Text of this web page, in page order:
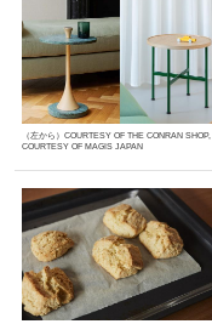
（左から）COURTESY OF THE CONRAN SHOP,
COURTESY OF MAGIS JAPAN